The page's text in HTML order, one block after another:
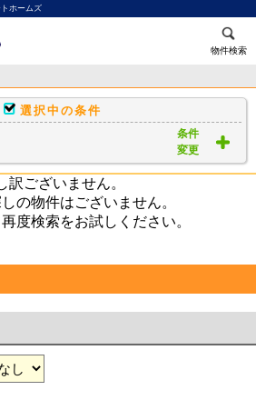
ホームズ
物件検索
選択中の条件
条件
変更
訳ございません。
の物件はございません。
度検索をお試しください。